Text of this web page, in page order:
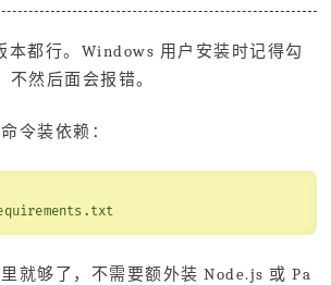
本都行。Windows 用户安装时记得勾
然后面会报错。
令装依赖：
就够了，不需要额外装 Node.js 或 Pa